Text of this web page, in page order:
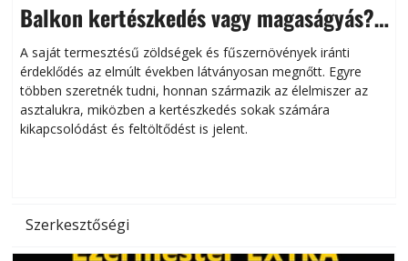
Balkon kertészkedés vagy magaságyás?
Helytakarékos kertészkedés
A saját termesztésű zöldségek és fűszernövények iránti
érdeklődés az elmúlt években látványosan megnőtt. Egyre
többen szeretnék tudni, honnan származik az élelmiszer az
asztalukra, miközben a kertészkedés sokak számára
kikapcsolódást és feltöltődést is jelent.
Szerkesztőségi